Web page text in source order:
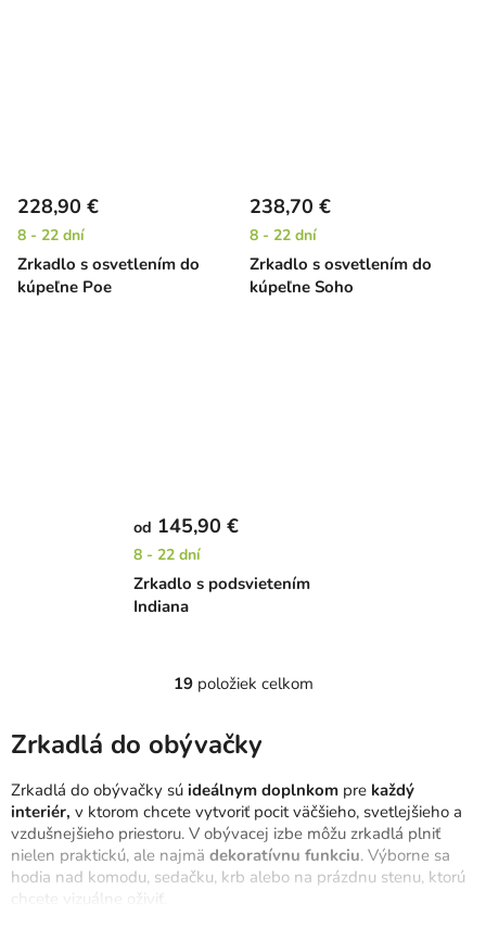
Zrkadlo s osvetlením do
kúpeľne Poe
228,90 €
8 - 22 dní
Zrkadlo s osvetlením do
kúpeľne Soho
238,70 €
8 - 22 dní
Zrkadlo s podsvietením
Indiana
od 145,90 €
8 - 22 dní
O
l
á
d
a
c
i
e
19položiek celkom
Zrkadlá do obývačky
Zrkadlá do obývačky sú ideálnym doplnkom pre každý
interiér, v ktorom chcete vytvoriť pocit väčšieho, svetlejšieho a
vzdušnejšieho priestoru. V obývacej izbe môžu zrkadlá plniť
nielen praktickú, ale najmä dekoratívnu funkciu. Výborne sa
hodia nad komodu, sedačku, krb alebo na prázdnu stenu, ktorú
chcete vizuálne oživiť.